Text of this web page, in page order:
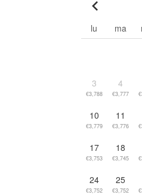
lu ma
3
€3,788
4
€3,777
10
€3,779
11
€3,776
17
€3,753
18
€3,745
24
€3,752
25
€3,752